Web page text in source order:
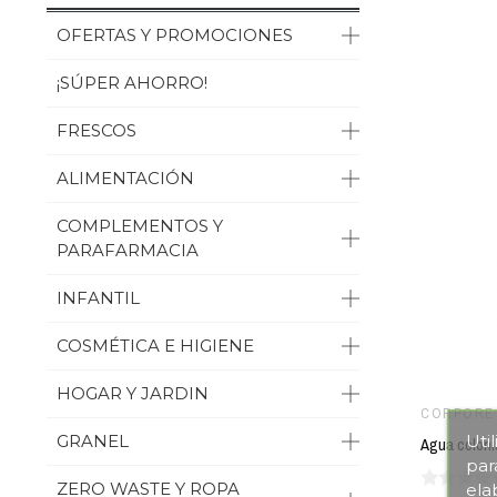
OFERTAS Y PROMOCIONES
¡SÚPER AHORRO!
FRESCOS
ALIMENTACIÓN
COMPLEMENTOS Y
PARAFARMACIA
INFANTIL
COSMÉTICA E HIGIENE
HOGAR Y JARDIN
GRANEL
ZERO WASTE Y ROPA